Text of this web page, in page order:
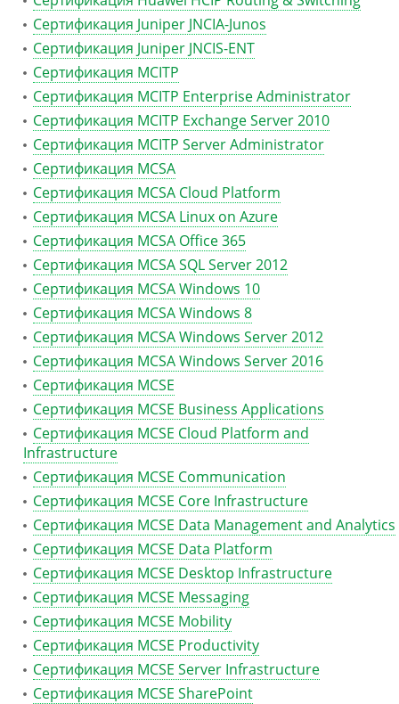
Сертификация Juniper JNCIA-Junos
Сертификация Juniper JNCIS-ENT
Сертификация MCITP
Сертификация MCITP Enterprise Administrator
Сертификация MCITP Exchange Server 2010
Сертификация MCITP Server Administrator
Сертификация MCSA
Сертификация MCSA Cloud Platform
Сертификация MCSA Linux on Azure
Сертификация MCSA Office 365
Сертификация MCSA SQL Server 2012
Сертификация MCSA Windows 10
Сертификация MCSA Windows 8
Сертификация MCSA Windows Server 2012
Сертификация MCSA Windows Server 2016
Сертификация MCSE
Сертификация MCSE Business Applications
Сертификация MCSE Cloud Platform and
Infrastructure
Сертификация MCSE Communication
Сертификация MCSE Core Infrastructure
Сертификация MCSE Data Management and Analytics
Сертификация MCSE Data Platform
Сертификация MCSE Desktop Infrastructure
Сертификация MCSE Messaging
Сертификация MCSE Mobility
Сертификация MCSE Productivity
Сертификация MCSE Server Infrastructure
Сертификация MCSE SharePoint